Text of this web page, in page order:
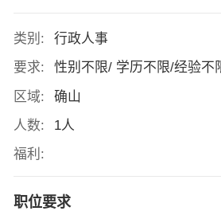
类别:
行政人事
要求:
性别不限/ 学历不限/经验不
区域:
确山
人数:
1人
福利:
职位要求